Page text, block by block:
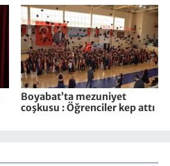
Boyabat’ta mezuniyet
coşkusu : Öğrenciler kep attı